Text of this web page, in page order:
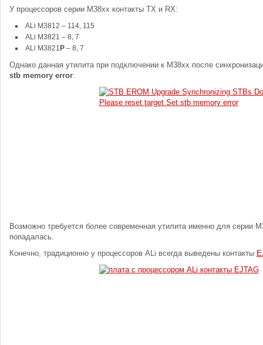
У процессоров серии M38xx контакты TX и RX:
ALi M3812 – 114, 115
ALi M3821 – 8, 7
ALi M3821 P – 8, 7
Однако данная утилита при подключении к M38xx после
stb memory error:
Возможно требуется более современная утилита именно для серии
попадалась.
Конечно, традиционно у процессоров ALi всегда выведены контакты